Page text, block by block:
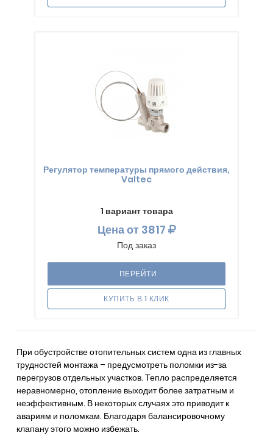
Регулятор температуры прямого действия,
Valtec
1 вариант товара
Ценаот 3817
Под заказ
ПЕРЕЙТИ
КУПИТЬ В 1 КЛИК
При обустройстве отопительных систем одна из главных
трудностей монтажа – предусмотреть поломки из-за
перегрузов отдельных участков. Тепло распределяется
неравномерно, отопление выходит более затратным и
неэффективным. В некоторых случаях это приводит к
авариям и поломкам. Благодаря балансировочному
клапану этого можно избежать.